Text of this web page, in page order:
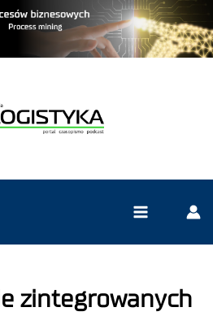
zintegrowanych